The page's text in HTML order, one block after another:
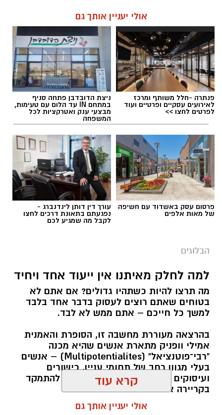
אולי יעניין אותך גם
פנתרה -חלל משותף ומרכז
לאירועים עסקיים ופרטיים ועוד
לפרטים לחצו >>
ניצת הדובדבן פתחה סניף
במתחם IN עד הלום עם טעימות,
מבצעי ענק ואטרקציות לכל
המשפחה
פרסום עסק באשדוד עם חשיפה
של מאות אלפים
עורך דין דותן לינדנברג -
נפגעתם בתאונת דרכים לחצו
לקבל מה שמגיע לכם
הבלוגים
למה לחלק מאיתנו אין ייעוד אחד ויחיד
מה תרצו להיות כשתהיו גדולים? אם אתם לא
בטוחים שאתם רוצים לעסוק בדבר אחד בלבד
למשך כל חייכם – אתם ממש לא לבד.
בהרצאה מעוררת מחשבה זו, הסופרת והאמנית
אמילי וופניק מתארת אנשים שהיא מכנה
"רבי־פוטנציאל" (Multipotentialites) – אנשים
בעלי מגוון רחב של תחומי עניין, כישורים
ועיסוקים שונים לאורך חייהם, במקום להתמקד
בקריירה אחת בלבד.
האם גם אתם כאלה?
קרא עוד
אולי יעניין אותך גם